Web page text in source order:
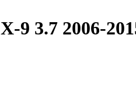
9 3.7 2006-